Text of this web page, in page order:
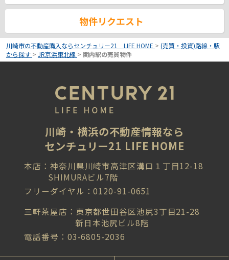
物件リクエスト
川崎市の不動産購入ならセンチュリー21 LIFE HOME > (売買・投資)路線・駅
から探す > JR京浜東北線 > 関内駅の売買物件
川崎・横浜の不動産情報なら
センチュリー21 LIFE HOME
本店：神奈川県川崎市高津区溝口１丁目12-18
SHIMURAビル7階
フリーダイヤル：0120-91-0651
三軒茶屋店：東京都世田谷区池尻3丁目21-28
新日本池尻ビル8階
電話番号：03-6805-2036